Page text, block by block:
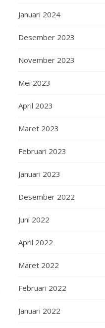
Januari 2024
Desember 2023
November 2023
Mei 2023
April 2023
Maret 2023
Februari 2023
Januari 2023
Desember 2022
Juni 2022
April 2022
Maret 2022
Februari 2022
Januari 2022